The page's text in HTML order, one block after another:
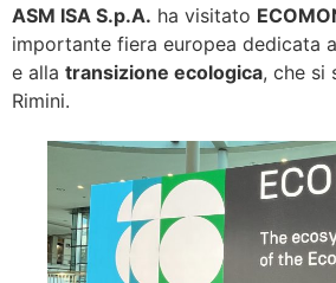
ASM ISA S.p.A. ha visitato
importante fiera europea dedicata
e alla transizione ecologica, che si
Rimini.